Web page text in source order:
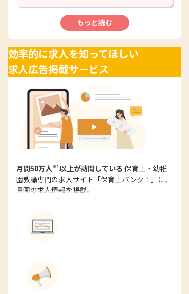
もっと読む
効率的に求人を知ってほしい
求人広告掲載サービス
月間50万人 ※1 以上が訪問している 保育士・幼稚
園教諭専門の求人サイト「保育士バンク！」に、
貴園の求人情報を掲載。
※1：2026年6月時点のデータ